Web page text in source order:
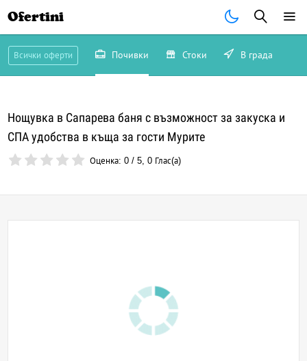
Ofertini
Всички оферти Почивки Стоки В града
Нощувка в Сапарева баня с възможност за закуска и
СПА удобства в къща за гости Мурите
Оценка:0 /5,0 Глас(а)